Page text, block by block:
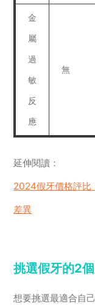
金
屬
過
敏
反
應
無
延伸閱讀：
2024假牙價格評比
差異
挑選假牙的2
想要挑選最適合自